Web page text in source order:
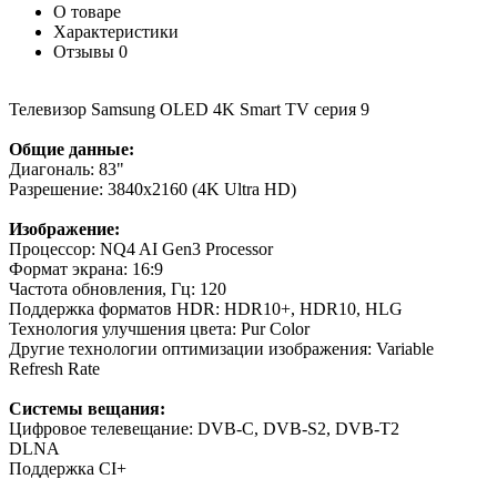
О товаре
Характеристики
Отзывы 0
Телевизор Samsung OLED 4K Smart TV серия 9
Общие данные:
Диагональ: 83"
Разрешение: 3840x2160 (4K Ultra HD)
Изображение:
Процессор: NQ4 AI Gen3 Processor
Формат экрана: 16:9
Частота обновления, Гц: 120
Поддержка форматов HDR: HDR10+, HDR10, HLG
Технология улучшения цвета: Pur Color
Другие технологии оптимизации изображения: Variable
Refresh Rate
Системы вещания:
Цифровое телевещание: DVB-C, DVB-S2, DVB-T2
DLNA
Поддержка CI+